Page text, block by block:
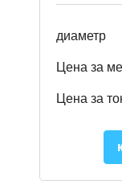
диаметр
Цена за
Цена за